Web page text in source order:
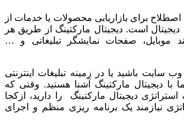
اصطلاح برای بازاریابی محصولات یا خدمات از
است. دیجیتال مارکتینگ از طریق هر
موبایل، صفحات نمایشگر تبلیغاتی و …
باشید یا در زمینه تبلیغات اینترنتی
با دیجیتال مارکتینگ آشنا هستید. وقتی که
دیجیتال مارکتینگ را دارید، ازکجا
نیازمند یک برنامه ریزی منظم و اجرای